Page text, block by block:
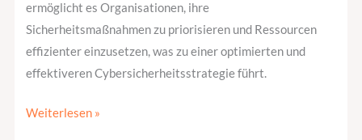
ermöglicht es Organisationen, ihre
Sicherheitsmaßnahmen zu priorisieren und Ressourcen
effizienter einzusetzen, was zu einer optimierten und
effektiveren Cybersicherheitsstrategie führt.
Weiterlesen »